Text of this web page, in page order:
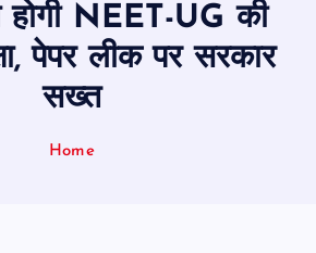
NEET-UG की
पेपर लीक पर सरकार
सख्त
Home